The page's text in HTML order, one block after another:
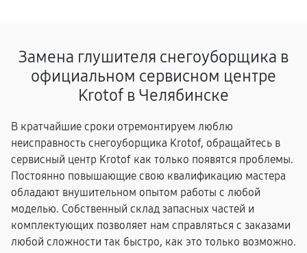
Замена глушителя снегоуборщика в
официальном сервисном центре
Krotof в Челябинске
В кратчайшие сроки отремонтируем люблю
неисправность снегоуборщика Krotof, обращайтесь в
сервисный центр Krotof как только появятся проблемы.
Постоянно повышающие свою квалификацию мастера
обладают внушительном опытом работы с любой
моделью. Собственный склад запасных частей и
комплектующих позволяет нам справляться с заказами
любой сложности так быстро, как это только возможно.